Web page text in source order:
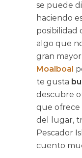
se puede
haciendo
posibilidad
algo que
gran
Moalboal
te gusta
descubre
que ofrece
del lugar,
Pescador
cuento